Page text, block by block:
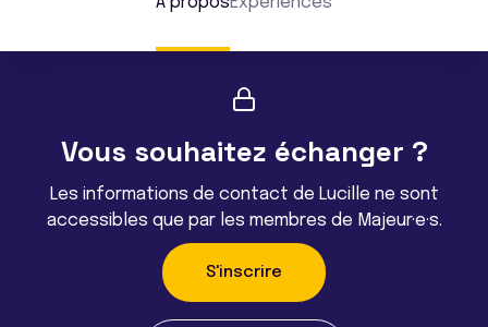
Vous souhaitez échanger ?
Les informations de contact de Lucille ne sont
accessibles que par les membres de Majeur·e·s.
S'inscrire